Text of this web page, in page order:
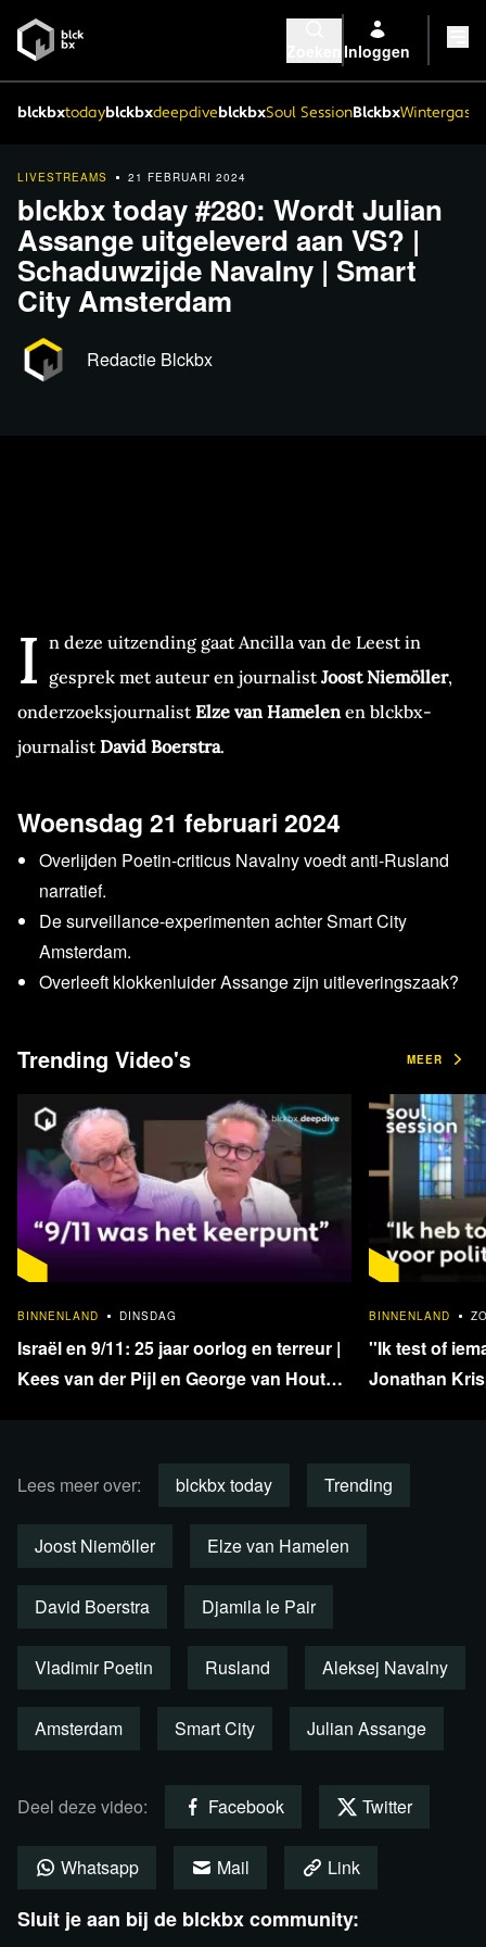
Inloggen
blckbxtodayblckbxdeepdiveblckbxSoul SessionBlckbx
LIVESTREAMS 21 FEBRUARI 2024
blckbx today #280: Wordt Julian
Assange uitgeleverd aan VS? |
Schaduwzijde Navalny | Smart
City Amsterdam
Redactie Blckbx
I n deze uitzending gaat Ancilla van de Leest in
gesprek met auteur en journalistJoost Niemöller,
onderzoeksjournalistElze van Hamelenen blckbx-
journalistDavid Boerstra.
Woensdag 21 februari 2024
Overlijden Poetin-criticus Navalny voedt anti-Rusland
narratief.
De surveillance-experimenten achter Smart City
Amsterdam.
Overleeft klokkenluider Assange zijn uitleveringszaak?
Boerstra
Presentatie: Ancilla van de Leest
Bekijk de uitzending per fragment
terug
Bekijk de uitzending via Youtube
Trending Video's MEER
BINNENLAND
DINSDAG
Israël en 9/11: 25 jaar oorlog en terreur |
Kees van der Pijl en George van Houts -
BINNENLAND
''Ik test of
Jonathan
Lees meer over: blckbx today Trending
Joost Niemöller Elze van Hamelen
David Boerstra Djamila le Pair
Vladimir Poetin Rusland Aleksej Navalny
Amsterdam Smart City Julian Assange
Deel deze video: Facebook Twitter
Whatsapp Mail Link
Sluit je aan bij de blckbx community: